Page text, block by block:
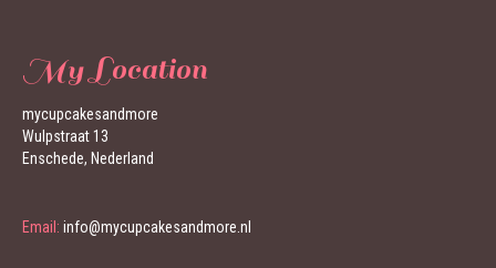
My Location
mycupcakesandmore
Wulpstraat 13
Enschede, Nederland
Email: info@mycupcakesandmore.nl